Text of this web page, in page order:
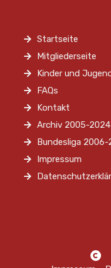
Startseite
Mitgliederseite
Kinder und
FAQs
Kontakt
Archiv 2005-2024
Bundesliga 2006-
Impressum